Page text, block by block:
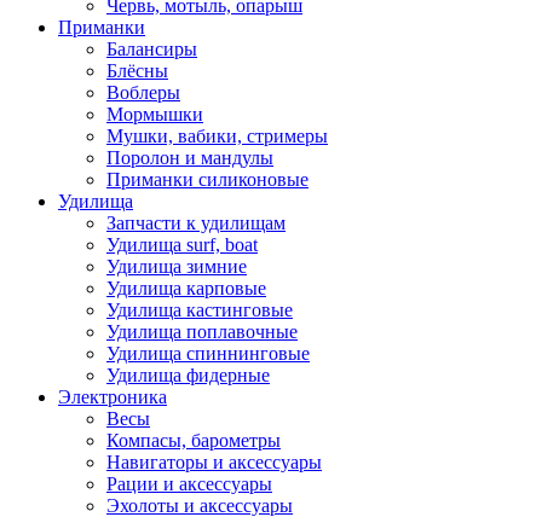
Червь, мотыль, опарыш
Приманки
Балансиры
Блёсны
Воблеры
Мормышки
Мушки, вабики, стримеры
Поролон и мандулы
Приманки силиконовые
Удилища
Запчасти к удилищам
Удилища surf, boat
Удилища зимние
Удилища карповые
Удилища кастинговые
Удилища поплавочные
Удилища спиннинговые
Удилища фидерные
Электроника
Весы
Компасы, барометры
Навигаторы и аксессуары
Рации и аксессуары
Эхолоты и аксессуары